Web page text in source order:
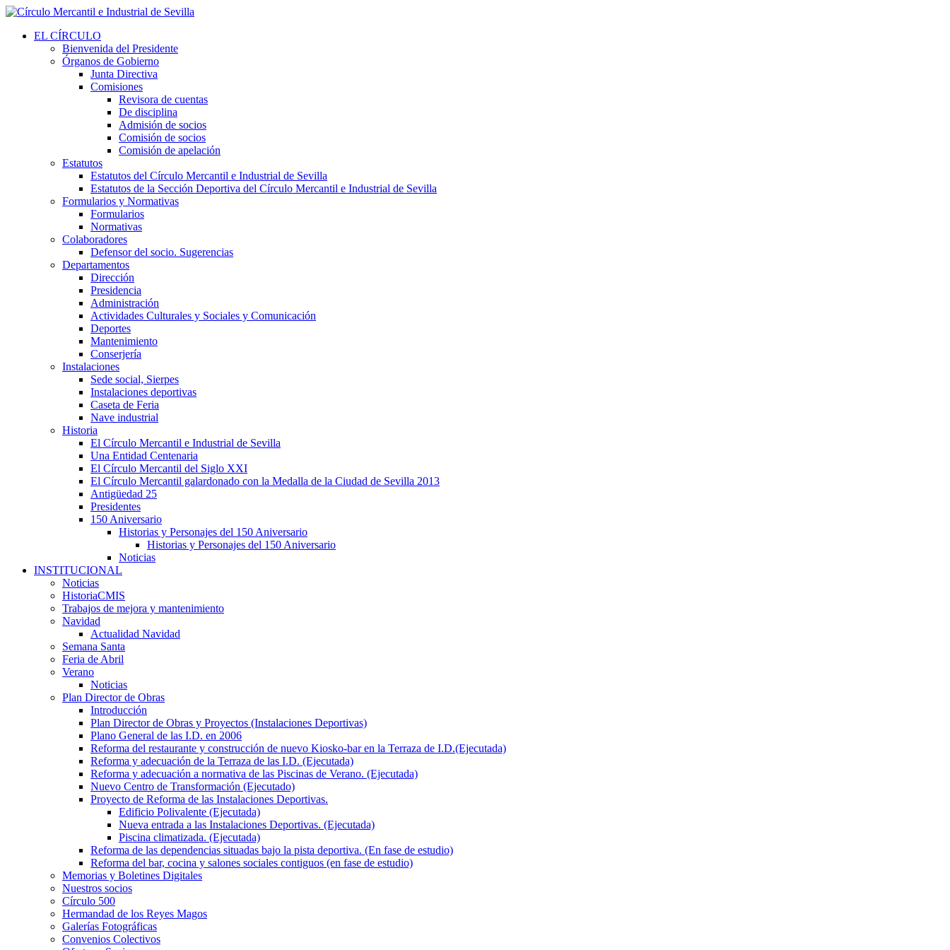
EL CÍRCULO
Bienvenida del Presidente
Órganos de Gobierno
Junta Directiva
Comisiones
Revisora de cuentas
De disciplina
Admisión de socios
Comisión de socios
Comisión de apelación
Estatutos
Estatutos del Círculo Mercantil e Industrial de Sevilla
Estatutos de la Sección Deportiva del Círculo Mercantil e Industrial de Sevilla
Formularios y Normativas
Formularios
Normativas
Colaboradores
Defensor del socio. Sugerencias
Departamentos
Dirección
Presidencia
Administración
Actividades Culturales y Sociales y Comunicación
Deportes
Mantenimiento
Conserjería
Instalaciones
Sede social, Sierpes
Instalaciones deportivas
Caseta de Feria
Nave industrial
Historia
El Círculo Mercantil e Industrial de Sevilla
Una Entidad Centenaria
El Círculo Mercantil del Siglo XXI
El Círculo Mercantil galardonado con la Medalla de la Ciudad de Sevilla 2013
Antigüedad 25
Presidentes
150 Aniversario
Historias y Personajes del 150 Aniversario
Historias y Personajes del 150 Aniversario
Noticias
INSTITUCIONAL
Noticias
HistoriaCMIS
Trabajos de mejora y mantenimiento
Navidad
Actualidad Navidad
Semana Santa
Feria de Abril
Verano
Noticias
Plan Director de Obras
Introducción
Plan Director de Obras y Proyectos (Instalaciones Deportivas)
Plano General de las I.D. en 2006
Reforma del restaurante y construcción de nuevo Kiosko-bar en la Terraza de I.D.(Ejecutada)
Reforma y adecuación de la Terraza de las I.D. (Ejecutada)
Reforma y adecuación a normativa de las Piscinas de Verano. (Ejecutada)
Nuevo Centro de Transformación (Ejecutado)
Proyecto de Reforma de las Instalaciones Deportivas.
Edificio Polivalente (Ejecutada)
Nueva entrada a las Instalaciones Deportivas. (Ejecutada)
Piscina climatizada. (Ejecutada)
Reforma de las dependencias situadas bajo la pista deportiva. (En fase de estudio)
Reforma del bar, cocina y salones sociales contiguos (en fase de estudio)
Memorias y Boletines Digitales
Nuestros socios
Círculo 500
Hermandad de los Reyes Magos
Galerías Fotográficas
Convenios Colectivos